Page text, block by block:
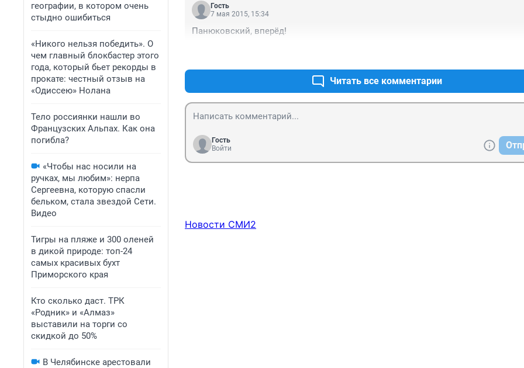
географии, в котором очень
стыдно ошибиться
«Никого нельзя победить». О
чем главный блокбастер этого
года, который бьет рекорды в
прокате: честный отзыв на
«Одиссею» Нолана
Тело россиянки нашли во
Французских Альпах. Как она
погибла?
«Чтобы нас носили на
ручках, мы любим»: нерпа
Сергеевна, которую спасли
бельком, стала звездой Сети.
Видео
Тигры на пляже и 300 оленей
в дикой природе: топ-24
самых красивых бухт
Приморского края
Кто сколько даст. ТРК
«Родник» и «Алмаз»
выставили на торги со
скидкой до 50%
В Челябинске арестовали
Гость
7 мая 2015, 15:34
Панюковский, вперёд!
Читать все комментарии
Гость
Войти
Новости СМИ2